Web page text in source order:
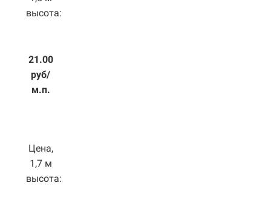
высота:
21.00
руб/
м.п.
Цена,
1,7 м
высота: